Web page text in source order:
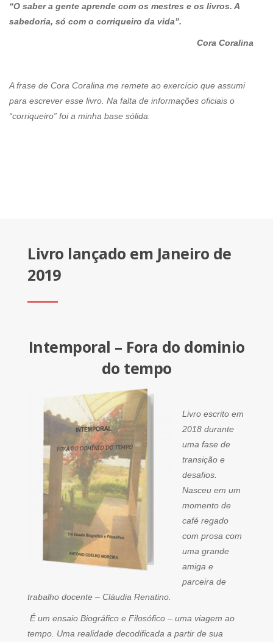
“O saber a gente aprende com os mestres e os livros. A
sabedoria, só com o corriqueiro da vida”.
Cora Coralina
A frase de Cora Coralina me remete ao exercício que assumi
para escrever esse livro. Na falta de informações oficiais o
“corriqueiro” foi a minha base sólida.
Livro lançado em Janeiro de
2019
Intemporal – Fora do dominio
do tempo
Livro escrito em
2018 durante
uma fase de
transição e
desafios.
Nasceu em um
momento de
café regado
com prosa com
uma grande
amiga e
parceira de
trabalho docente – Cláudia Renatino.
É um ensaio Biográfico e Filosófico – uma viagem ao
tempo. Uma realidade decodificada a partir de sua